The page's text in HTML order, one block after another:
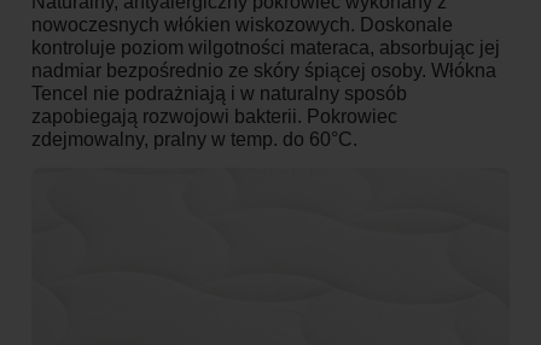
nowoczesnych włókien wiskozowych. Doskonale
kontroluje poziom wilgotności materaca, absorbując jej
nadmiar bezpośrednio ze skóry śpiącej osoby. Włókna
Tencel nie podrażniają i w naturalny sposób
zapobiegają rozwojowi bakterii. Pokrowiec
zdejmowalny, pralny w temp. do 60°C.